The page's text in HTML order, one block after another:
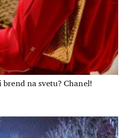
na svetu? Chanel!